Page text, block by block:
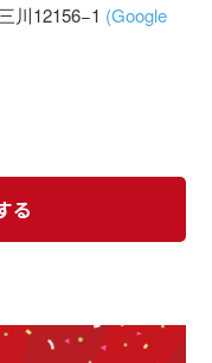
川12156−1 (Google
る